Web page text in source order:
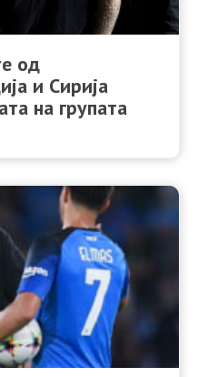
од
и Сирија
на групата